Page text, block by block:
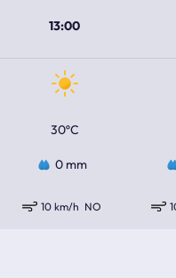
13:00
30ºC
0 mm
10 km/h NO